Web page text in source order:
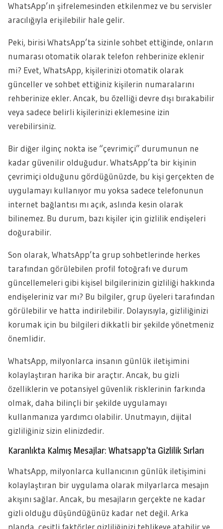
WhatsApp’ın şifrelemesinden etkilenmez ve bu servisler
aracılığıyla erişilebilir hale gelir.
Peki, birisi WhatsApp’ta sizinle sohbet ettiğinde, onların
numarası otomatik olarak telefon rehberinize eklenir
mi? Evet, WhatsApp, kişilerinizi otomatik olarak
günceller ve sohbet ettiğiniz kişilerin numaralarını
rehberinize ekler. Ancak, bu özelliği devre dışı bırakabilir
veya sadece belirli kişilerinizi eklemesine izin
verebilirsiniz.
Bir diğer ilginç nokta ise “çevrimiçi” durumunun ne
kadar güvenilir olduğudur. WhatsApp’ta bir kişinin
çevrimiçi olduğunu gördüğünüzde, bu kişi gerçekten de
uygulamayı kullanıyor mu yoksa sadece telefonunun
internet bağlantısı mı açık, aslında kesin olarak
bilinemez. Bu durum, bazı kişiler için gizlilik endişeleri
doğurabilir.
Son olarak, WhatsApp’ta grup sohbetlerinde herkes
tarafından görülebilen profil fotoğrafı ve durum
güncellemeleri gibi kişisel bilgilerinizin gizliliği hakkında
endişeleriniz var mı? Bu bilgiler, grup üyeleri tarafından
görülebilir ve hatta indirilebilir. Dolayısıyla, gizliliğinizi
korumak için bu bilgileri dikkatli bir şekilde yönetmeniz
önemlidir.
WhatsApp, milyonlarca insanın günlük iletişimini
kolaylaştıran harika bir araçtır. Ancak, bu gizli
özelliklerin ve potansiyel güvenlik risklerinin farkında
olmak, daha bilinçli bir şekilde uygulamayı
kullanmanıza yardımcı olabilir. Unutmayın, dijital
gizliliğiniz sizin elinizdedir.
Karanlıkta Kalmış Mesajlar: Whatsapp’ta Gizlilik Sırları
WhatsApp, milyonlarca kullanıcının günlük iletişimini
kolaylaştıran bir uygulama olarak milyarlarca mesajın
akışını sağlar. Ancak, bu mesajların gerçekte ne kadar
gizli olduğu düşündüğünüz kadar net değil. Arka
planda, çeşitli faktörler gizliliğinizi tehlikeye atabilir ve